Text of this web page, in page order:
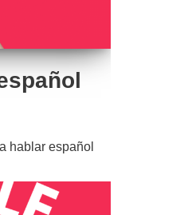
hablar español